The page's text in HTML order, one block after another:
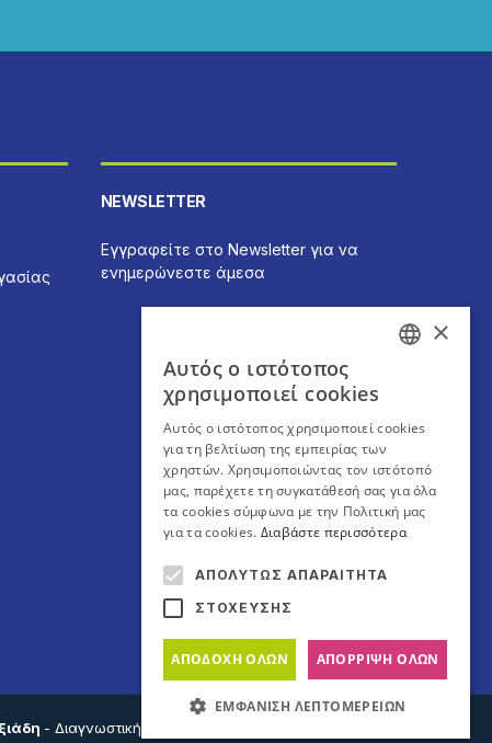
NEWSLETTER
Εγγραφείτε στο Newsletter για να
ενημερώνεστε άμεσα
Εγγραφή
- Διαγνωστική & Θεραπευτική Μονάδα για το παιδί
×
Αυτός ο ιστότοπος
χρησιμοποιεί cookies
Αυτός ο ιστότοπος χρησιμοποιεί cookies
για τη βελτίωση της εμπειρίας των
χρηστών. Χρησιμοποιώντας τον ιστότοπό
μας, παρέχετε τη συγκατάθεσή σας για όλα
τα cookies σύμφωνα με την Πολιτική μας
για τα cookies. Διαβάστε περισσότερα
ΑΠΟΛΎΤΩΣ ΑΠΑΡΑΊΤΗΤΑ
ΣΤΌΧΕΥΣΗΣ
ΑΠΟΔΟΧΉ ΌΛΩΝ ΑΠΌΡΡΙΨΗ ΌΛΩΝ
ΕΜΦΆΝΙΣΗ ΛΕΠΤΟΜΕΡΕΙΏΝ